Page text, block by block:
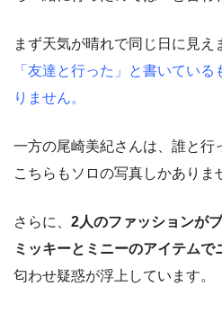
まず天気が晴れで同じ日に見え
「友達と行った」と書いてい
りません。
一方の尾崎美紀さんは、誰と行
こちらもソロの写真しかありま
さらに、 2人のファッションが
ミッキーとミニーのアイテムで
匂わせ疑惑が浮上しています。